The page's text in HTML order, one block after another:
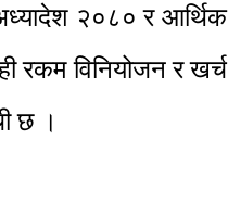
२०८० र आर्थिक
रकम विनियोजन र खर्च
छ ।